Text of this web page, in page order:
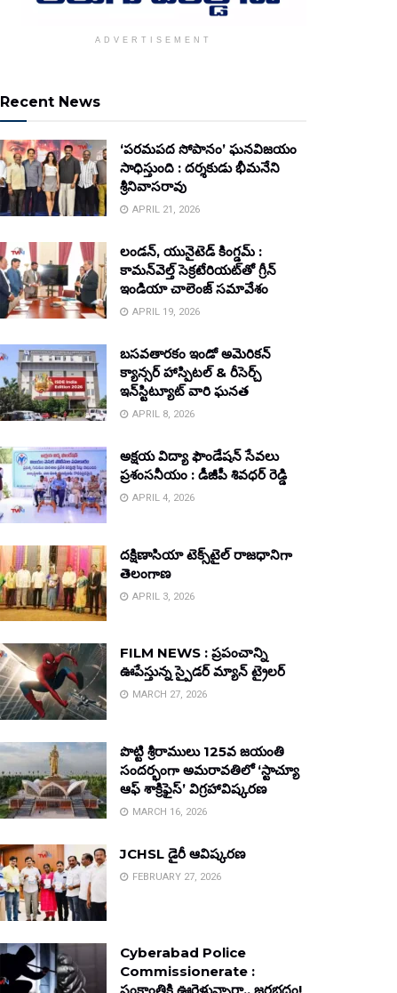
ADVERTISEMENT
Recent News
‘పరమపద సోపానం’ ఘనవిజయం
సాధిస్తుంది : దర్శకుడు భీమనేని
శ్రీనివాసరావు
APRIL 21, 2026
లండన్, యునైటెడ్ కింగ్డమ్ :
కామన్‌వెల్త్ సెక్రటేరియట్‌తో గ్రీన్
ఇండియా చాలెంజ్ సమావేశం
APRIL 19, 2026
బసవతారకం ఇండో అమెరికన్
క్యాన్సర్ హాస్పిటల్ & రీసెర్చ్
ఇన్‌స్టిట్యూట్ వారి ఘనత
APRIL 8, 2026
అక్షయ విద్యా ఫౌండేషన్ సేవలు
ప్రశంసనీయం : డీజీపీ శివధర్ రెడ్డి
APRIL 4, 2026
దక్షిణాసియా టెక్స్‌టైల్ రాజధానిగా
తెలంగాణ
APRIL 3, 2026
FILM NEWS : ప్రపంచాన్ని
ఊపేస్తున్న స్పైడర్ మ్యాన్ ట్రైలర్
MARCH 27, 2026
పొట్టి శ్రీరాములు 125వ జయంతి
సందర్భంగా అమరావతిలో ‘స్టాచ్యూ
ఆఫ్ శాక్రిఫైస్’ విగ్రహావిష్కరణ
MARCH 16, 2026
JCHSL డైరీ ఆవిష్కరణ
FEBRUARY 27, 2026
Cyberabad Police
Commissionerate :